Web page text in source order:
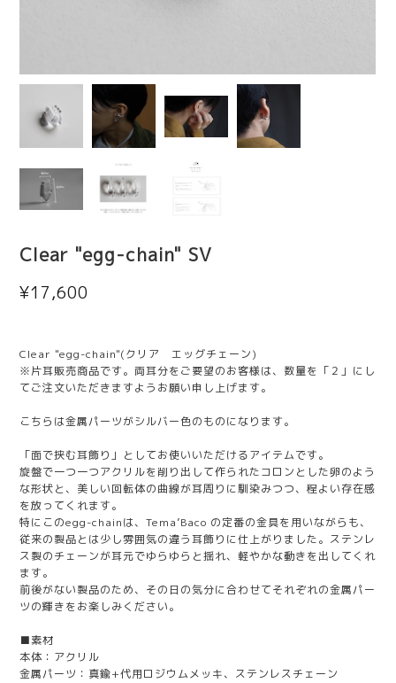
Clear "egg-chain" SV
¥17,600
Clear "egg-chain"(クリア エッグチェーン)
※片耳販売商品です。両耳分をご要望のお客様は、数量を「２」にし
てご注文いただきますようお願い申し上げます。
こちらは金属パーツがシルバー色のものになります。
「面で挟む耳飾り」としてお使いいただけるアイテムです。
旋盤で一つ一つアクリルを削り出して作られたコロンとした卵のよう
な形状と、美しい回転体の曲線が耳周りに馴染みつつ、程よい存在感
を放ってくれます。
特にこのegg-chainは、Tema’Baco の定番の金具を用いながらも、
従来の製品とは少し雰囲気の違う耳飾りに仕上がりました。ステンレ
ス製のチェーンが耳元でゆらゆらと揺れ、軽やかな動きを出してくれ
ます。
前後がない製品のため、その日の気分に合わせてそれぞれの金属パー
ツの輝きをお楽しみください。
■素材
本体：アクリル
金属パーツ：真鍮+代用ロジウムメッキ、ステンレスチェーン